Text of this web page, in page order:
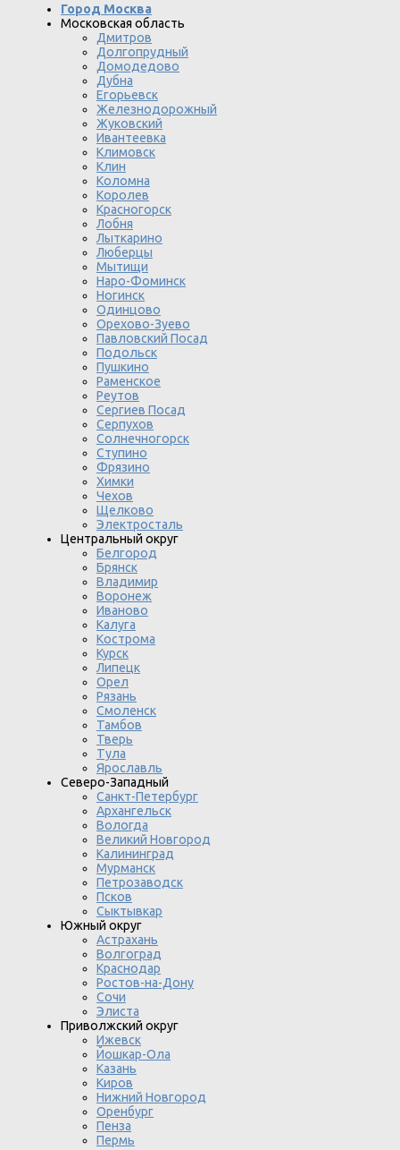
Город Москва
Московская область
Дмитров
Долгопрудный
Домодедово
Дубна
Егорьевск
Железнодорожный
Жуковский
Ивантеевка
Климовск
Клин
Коломна
Королев
Красногорск
Лобня
Лыткарино
Люберцы
Мытищи
Наро-Фоминск
Ногинск
Одинцово
Орехово-Зуево
Павловский Посад
Подольск
Пушкино
Раменское
Реутов
Сергиев Посад
Серпухов
Солнечногорск
Ступино
Фрязино
Химки
Чехов
Щелково
Электросталь
Центральный округ
Белгород
Брянск
Владимир
Воронеж
Иваново
Калуга
Кострома
Курск
Липецк
Орел
Рязань
Смоленск
Тамбов
Тверь
Тула
Ярославль
Северо-Западный
Санкт-Петербург
Архангельск
Вологда
Великий Новгород
Калининград
Мурманск
Петрозаводск
Псков
Сыктывкар
Южный округ
Астрахань
Волгоград
Краснодар
Ростов-на-Дону
Сочи
Элиста
Приволжский округ
Ижевск
Йошкар-Ола
Казань
Киров
Нижний Новгород
Оренбург
Пенза
Пермь